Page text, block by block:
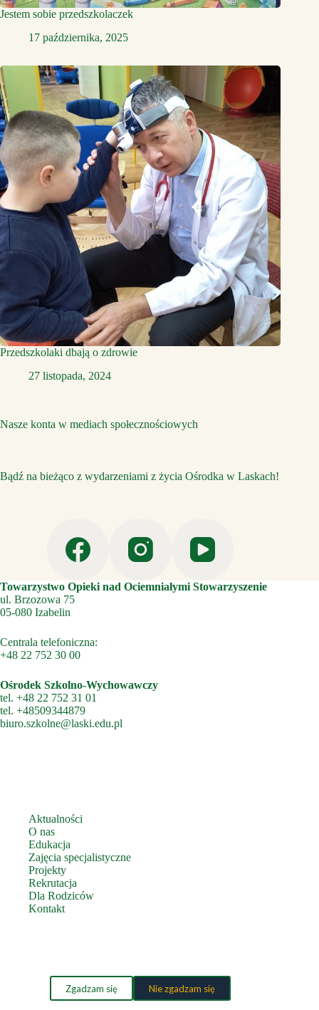
Zgadzam się Nie zgadzam się
Jestem sobie przedszkolaczek
17 października, 2025
Przedszkolaki dbają o zdrowie
27 listopada, 2024
Nasze konta w mediach społecznościowych
Bądź na bieżąco z wydarzeniami z życia Ośrodka w Laskach!
Towarzystwo Opieki nad Ociemniałymi Stowarzyszenie
ul. Brzozowa 75
05-080 Izabelin
Centrala telefoniczna:
+48 22 752 30 00
Ośrodek Szkolno-Wychowawczy
tel. +48 22 752 31 01
tel. +48509344879
biuro.szkolne@laski.edu.pl
Aktualności
O nas
Edukacja
Zajęcia specjalistyczne
Projekty
Rekrutacja
Dla Rodziców
Kontakt
Polityka prywatności
Deklaracja dostępności